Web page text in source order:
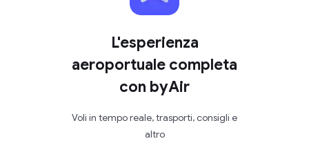
L'esperienza
aeroportuale completa
con byAir
Voli in tempo reale, trasporti, consigli e
altro